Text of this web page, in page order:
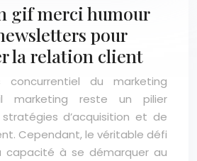
gif merci humour
pour
la relation client
concurrentiel du marketing
marketing reste un pilier
d’acquisition et de
Cependant, le véritable défi
capacité à se démarquer au